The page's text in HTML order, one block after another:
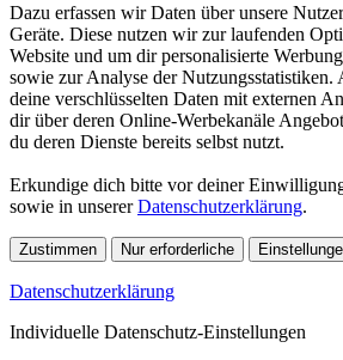
Dazu erfassen wir Daten über unsere
Geräte. Diese nutzen wir zur laufenden
Website und um dir personalisierte
sowie zur Analyse der
deine verschlüsselten Daten mit externen
dir über deren Online-Werbekanäle
du deren Dienste bereits selbst nutzt.
Erkundige dich bitte vor deiner
sowie in unsererDatenschutzerklärung.
Zustimmen Nur erforderliche
Datenschutzerklärung
Individuelle Datenschutz-Einstellungen